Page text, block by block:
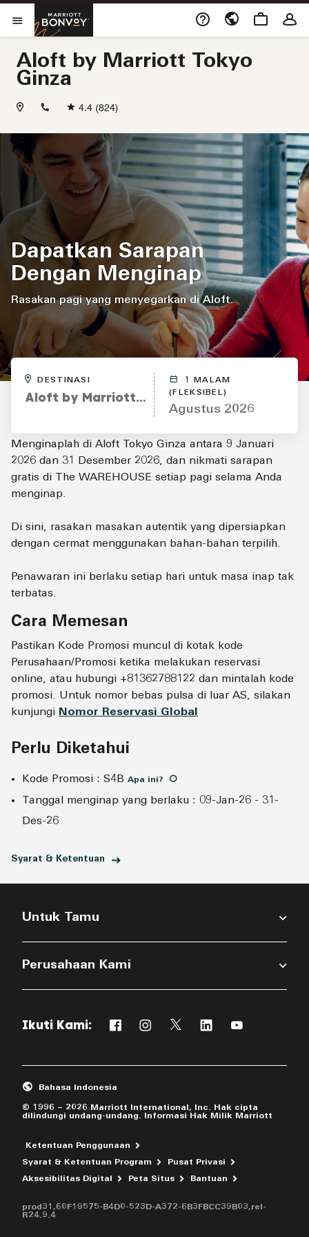
Skip to Content
Buka Menu
Marriott BonvoyMembuka jendela
Aloft by Marriott Tokyo
Ginza
+81362788122
4.4 (824)
Dapatkan Sarapan
Dengan Menginap
Rasakan pagi yang menyegarkan di Aloft.
DESTINASI
Aloft by Marriott Tokyo Ginza
1 MALAM
(FLEKSIBEL)
Agustus 2026
Menginaplah di Aloft Tokyo Ginza antara 9 Januari
2026 dan 31 Desember 2026, dan nikmati sarapan
gratis di The WAREHOUSE setiap pagi selama Anda
menginap.
Di sini, rasakan masakan autentik yang dipersiapkan
dengan cermat menggunakan bahan-bahan terpilih.
Penawaran ini berlaku setiap hari untuk masa inap tak
terbatas.
Cara Memesan
Pastikan Kode Promosi muncul di kotak kode
Perusahaan/Promosi ketika melakukan reservasi
online, atau hubungi +81362788122 dan mintalah kode
promosi. Untuk nomor bebas pulsa di luar AS, silakan
kunjungi Nomor Reservasi Global
Perlu Diketahui
Kode Promosi : S4B Apa ini?
Tanggal menginap yang berlaku : 09-Jan-26 - 31-
Des-26
Syarat & Ketentuan
Untuk Tamu
Perusahaan Kami
Ikuti Kami:
Facebook
Membuka jendela baru
Instagram
Membuka jendela baru
Twitter
Membuka jendela baru
Linkedin
Membuka jendela
© 1996 – 2026 Marriott International, Inc. Hak cipta
dilindungi undang-undang. Informasi Hak Milik Marriott
Bahasa Indonesia
Ketentuan Penggunaan
Syarat & Ketentuan Program
Pusat Privasi
Aksesibilitas Digital
Peta Situs Bantuan
prod31,60F19575-B4D0-523D-A372-6B3FBCC39B03,rel-
R24.9.4